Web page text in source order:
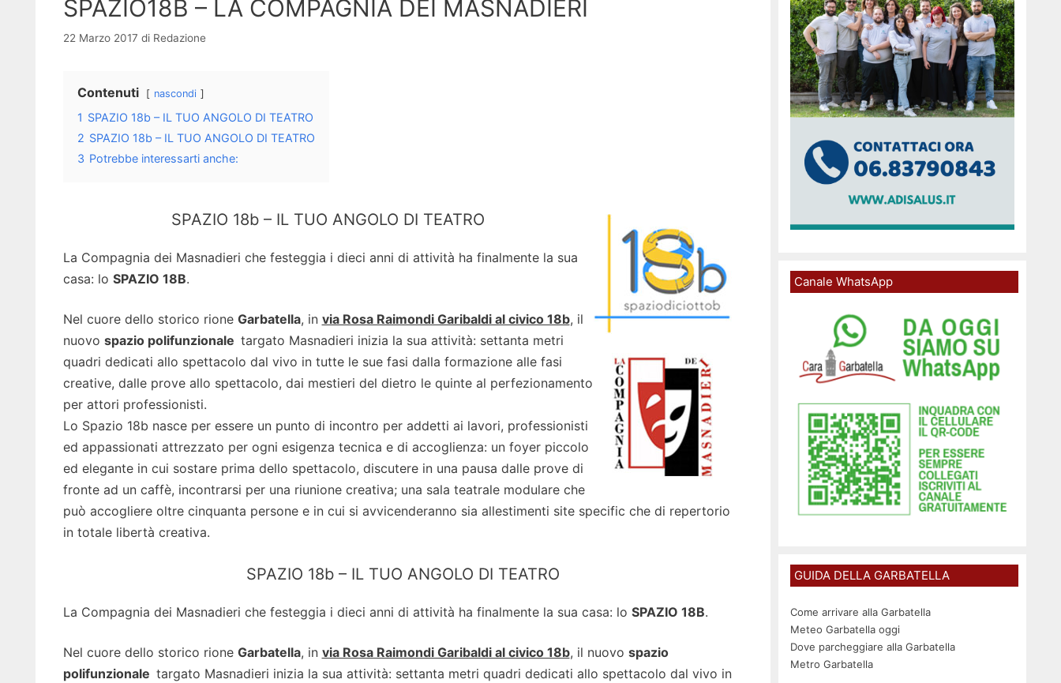
SPAZIO18B – LA COMPAGNIA DEI MASNADIERI
22 Marzo 2017 di Redazione
Contenuti nascondi
1 SPAZIO 18b – IL TUO ANGOLO DI TEATRO
2 SPAZIO 18b – IL TUO ANGOLO DI TEATRO
3 Potrebbe interessarti anche:
SPAZIO 18b – IL TUO ANGOLO DI TEATRO
La Compagnia dei Masnadieri che festeggia i dieci anni di attività ha finalmente la sua
casa: lo SPAZIO 18B.
Nel cuore dello storico rione Garbatella, in via Rosa Raimondi Garibaldi al civico 18b, il
nuovo spazio polifunzionale targato Masnadieri inizia la sua attività: settanta metri
quadri dedicati allo spettacolo dal vivo in tutte le sue fasi dalla formazione alle fasi
creative, dalle prove allo spettacolo, dai mestieri del dietro le quinte al perfezionamento
per attori professionisti.
Lo Spazio 18b nasce per essere un punto di incontro per addetti ai lavori, professionisti
ed appassionati attrezzato per ogni esigenza tecnica e di accoglienza: un foyer piccolo
ed elegante in cui sostare prima dello spettacolo, discutere in una pausa dalle prove di
fronte ad un caffè, incontrarsi per una riunione creativa; una sala teatrale modulare che
può accogliere oltre cinquanta persone e in cui si avvicenderanno sia allestimenti site specific che di repertorio
in totale libertà creativa.
SPAZIO 18b – IL TUO ANGOLO DI TEATRO
La Compagnia dei Masnadieri che festeggia i dieci anni di attività ha finalmente la sua casa: lo SPAZIO 18B.
Nel cuore dello storico rione Garbatella, in via Rosa Raimondi Garibaldi al civico 18b, il nuovo spazio
polifunzionale targato Masnadieri inizia la sua attività: settanta metri quadri dedicati allo spettacolo dal vivo in
Canale WhatsApp
GUIDA DELLA GARBATELLA
Come arrivare alla Garbatella
Meteo Garbatella oggi
Dove parcheggiare alla Garbatella
Metro Garbatella